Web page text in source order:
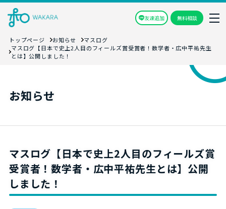
友達追加 無料相談
トップページ お知らせ
マスログ
マスログ【日本で史上2人目のフィールズ賞受賞者！数学者・広中平祐先生
とは】公開しました！
お知らせ
マスログ【日本で史上2人目のフィールズ賞
受賞者！数学者・広中平祐先生とは】公開
しました！